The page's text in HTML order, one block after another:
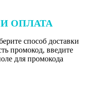
ОПЛАТА
способ доставки
промокод, введите
для промокода